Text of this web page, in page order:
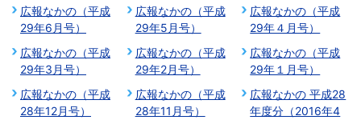
広報なかの（平成
29年6月号）
広報なかの（平成
29年5月号）
広報なかの（平成
29年４月号）
広報なかの（平成
29年3月号）
広報なかの（平成
29年2月号）
広報なかの（平成
29年１月号）
広報なかの（平成
28年12月号）
広報なかの（平成
28年11月号）
広報なかの 平成28
年度分（2016年4